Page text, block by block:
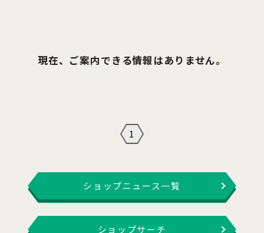
現在、ご案内できる情報はありません。
1
ショップニュース一覧
ショップサーチ